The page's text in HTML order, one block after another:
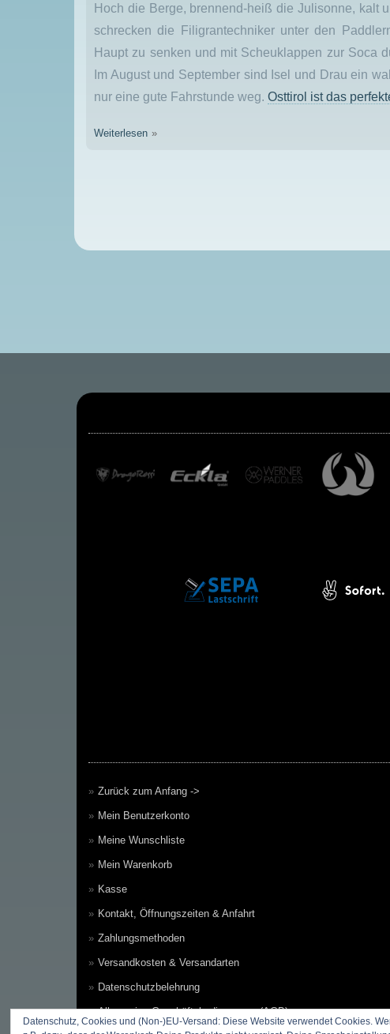
Hoch die Berge, brennend-heiß die Julisonne, kalt
schrecken die Filigrantechniker unter den
Haupt zu senken und mit Scheuklappen zur Soca
Im August und September sind Isel und Drau ein
nur eine gute Fahrstunde weg. Osttirol ist das
Weiterlesen
Zurück zum Anfang ->
Mein Benutzerkonto
Meine Wunschliste
Mein Warenkorb
Kasse
Kontakt, Öffnungszeiten & Anfahrt
Zahlungsmethoden
Versandkosten & Versandarten
Datenschutzbelehrung
Allgemeine Geschäftsbedingungen (AGB)
Datenschutz, Cookies und (Non-)EU-Versand: Diese Website verwendet Cookies.